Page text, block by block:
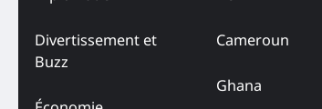
Divertissement et
Buzz
Cameroun
Ghana